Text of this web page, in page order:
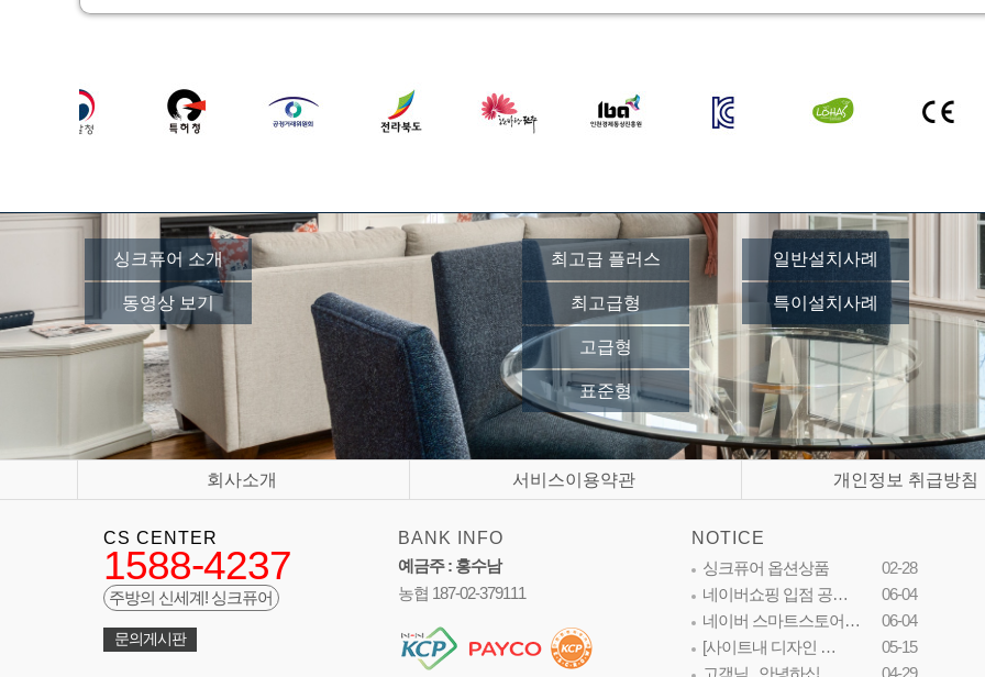
싱크퓨어 소개
동영상 보기
최고급 플러스
최고급형
고급형
표준형
일반설치사례
특이설치사례
회사소개 서비스이용약관 개인정보 취급방침
CS CENTER
1588-4237
주방의 신세계! 싱크퓨어
문의게시판
BANK INFO
예금주 : 홍수남
농협 187-02-379111
NOTICE
싱크퓨어 옵션상품
02-28
네이버쇼핑 입점 공…
06-04
네이버 스마트스토어…
06-04
[사이트내 디자인 …
05-15
고객님...안녕하십…
04-29